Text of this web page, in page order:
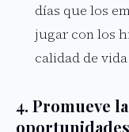
días que los
jugar con los
calidad de
4. Promueve
oportunidades